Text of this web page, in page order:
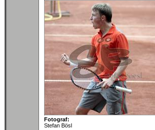
Fotograf:
Stefan Bösl